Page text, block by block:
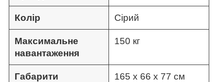
Колір Сірий
Максимальне
навантаження
150 кг
Габарити 165 х 66 х 77 см